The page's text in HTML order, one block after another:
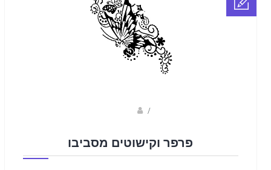
/
פרפר וקישוטים מסביבו